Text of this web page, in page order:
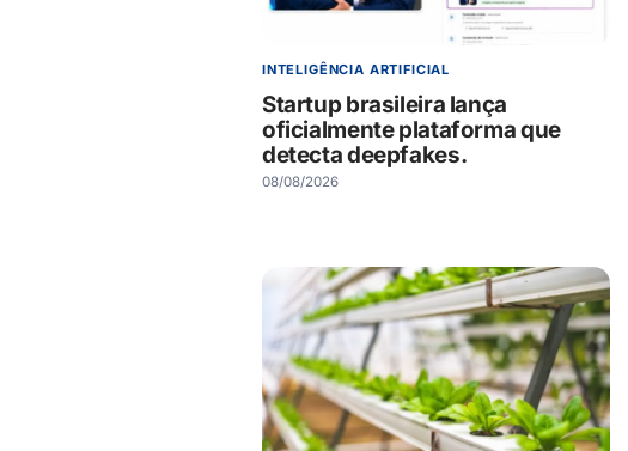
INTELIGÊNCIA ARTIFICIAL
Startup brasileira lança
oficialmente plataforma que
detecta deepfakes.
08/08/2026